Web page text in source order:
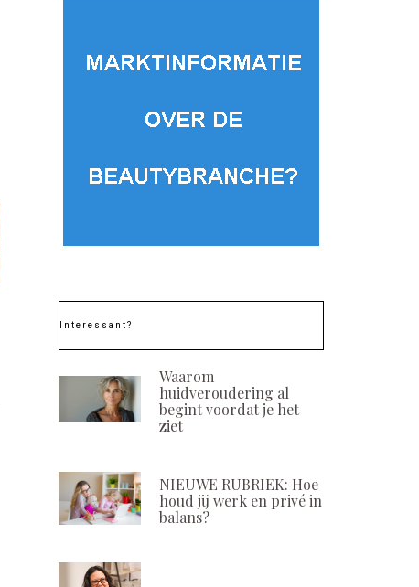
Interessant?
Waarom
huidveroudering al
begint voordat je het
ziet
NIEUWE RUBRIEK: Hoe
houd jij werk en privé in
balans?